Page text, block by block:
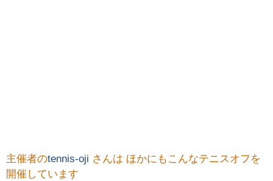
主催者のtennis-oji さんは ほかにもこんなテニスオフを
開催しています